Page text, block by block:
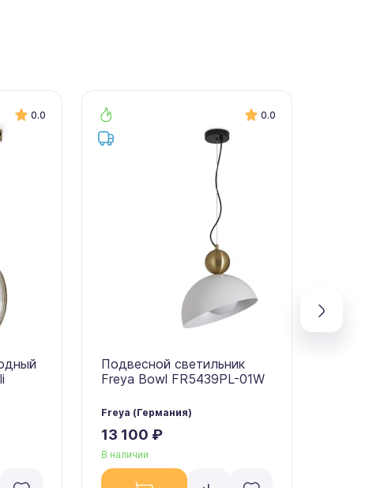
0.0 0.0
Подвесной светильник
Freya Bowl FR5439PL-01W
Freya (Германия)
13 100 ₽
В наличии